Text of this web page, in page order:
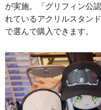
が実施。「グリフィン公
れているアクリルスタン
で選んで購入できます。